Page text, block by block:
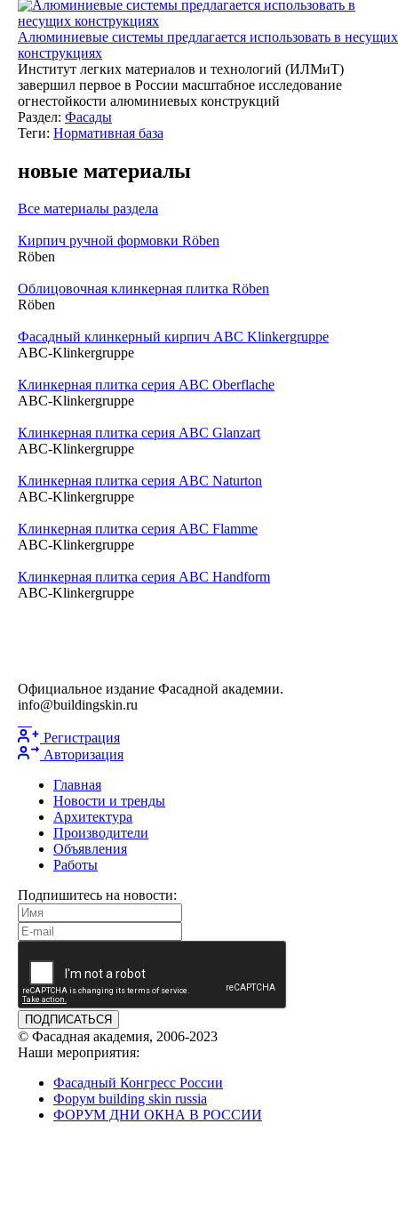
Алюминиевые системы предлагается использовать в несущих
конструкциях
Институт легких материалов и технологий (ИЛМиТ)
завершил первое в России масштабное исследование
огнестойкости алюминиевых конструкций
Раздел: Фасады
Теги: Нормативная база
новые материалы
Все материалы раздела
Кирпич ручной формовки Röben
Röben
Облицовочная клинкерная плитка Röben
Röben
Фасадный клинкерный кирпич ABC Klinkergruppe
ABC-Klinkergruppe
Клинкерная плитка серия ABC Oberflache
ABC-Klinkergruppe
Клинкерная плитка серия ABC Glanzart
ABC-Klinkergruppe
Клинкерная плитка серия ABC Naturton
ABC-Klinkergruppe
Клинкерная плитка серия ABC Flamme
ABC-Klinkergruppe
Клинкерная плитка серия ABC Handform
ABC-Klinkergruppe
Официальное издание Фасадной академии.
info@buildingskin.ru
Регистрация
Авторизация
Главная
Новости и тренды
Архитектура
Производители
Объявления
Работы
Подпишитесь на новости:
ПОДПИСАТЬСЯ
© Фасадная академия, 2006-2023
Наши мероприятия:
Фасадный Конгресс России
Форум building skin russia
ФОРУМ ДНИ ОКНА В РОССИИ